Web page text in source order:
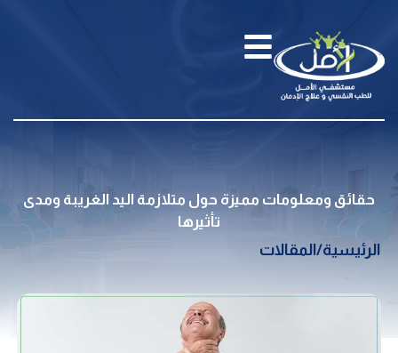
حقائق ومعلومات مميزة حول متلازمة اليد الغريبة ومدى
تأثيرها
الرئيسية/المقالات